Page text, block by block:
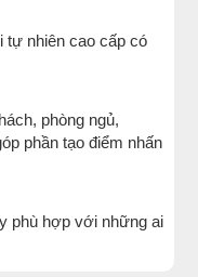
tự nhiên cao cấp có
phòng ngủ,
phần tạo điểm nhấn
phù hợp với những ai